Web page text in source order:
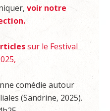
voir notre
sur le Festival
comédie autour
(Sandrine, 2025).